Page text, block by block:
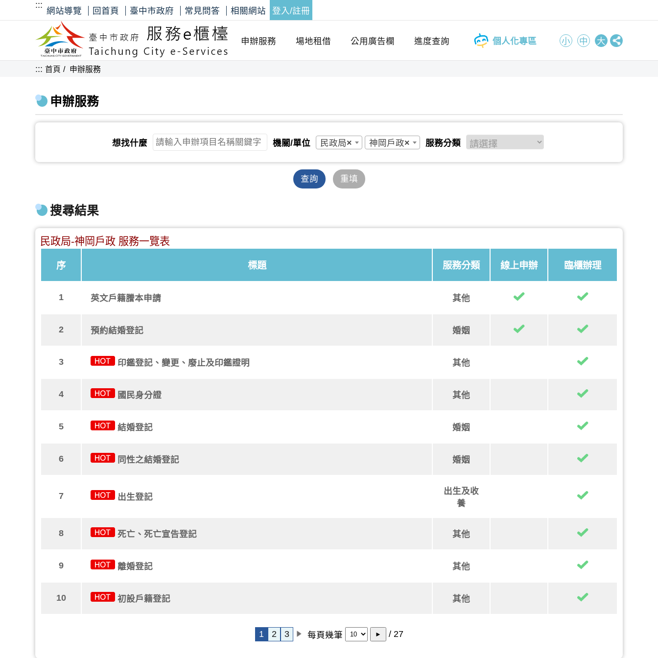
:::
網站導覽 回首頁 臺中市政府 常見問答 相關網站 登入/註冊
申辦服務 場地租借 公用廣告欄 進度查詢 個人化專區 小 中 大
::: 首頁 申辦服務
申辦服務
想找什麼 機關/單位 ×
民政局 ×
神岡戶政 服務分類
查詢 重填
搜尋結果
民政局-神岡戶政 服務一覽表
序 標題 服務分類 線上申辦 臨櫃辦理
1 英文戶籍謄本申請 其他
2 預約結婚登記 婚姻
3 印鑑登記、變更、廢止及印鑑證明 其他
4 國民身分證 其他
5 結婚登記 婚姻
6 同性之結婚登記 婚姻
7 出生登記
出生及收
養
8 死亡、死亡宣告登記 其他
9 離婚登記 其他
10 初設戶籍登記 其他
1 2 3 每頁幾筆 ► / 27